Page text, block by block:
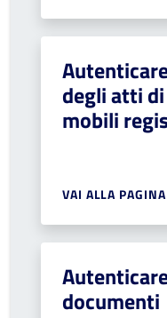
degli atti
mobili
VAI ALLA PAGINA
documenti